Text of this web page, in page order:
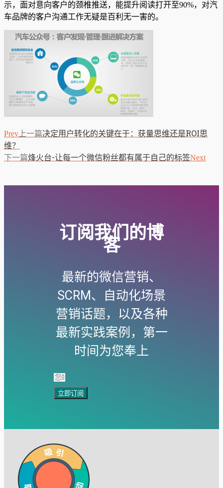
示，面对意向客户的颈椎推送，能提升阅读打开至90%，对汽
车品牌的客户沟通工作无疑是百利无一害的。
Prev 上一篇决定用户转化的关键在于：获量思维还是ROI思
维？
下一篇烽火台-让每一个微信粉丝都有属于自己的标签Next
订阅我们的博
客
最新的微信营销、
SCRM、自动化场景
营销话题，以及各种
最新实践案例，第一
时间为您奉上
立即订阅